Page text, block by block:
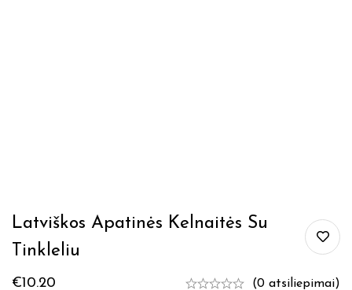
Latviškos Apatinės Kelnaitės Su
Tinkleliu
€10.20 (0 atsiliepimai)